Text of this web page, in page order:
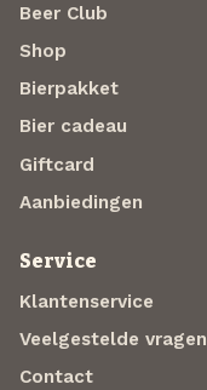
Beer Club
Shop
Bierpakket
Bier cadeau
Giftcard
Aanbiedingen
Service
Klantenservice
Veelgestelde vragen
Contact